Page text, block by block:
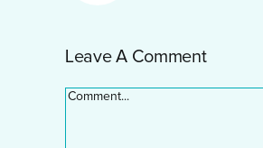
Leave A Comment
Comment